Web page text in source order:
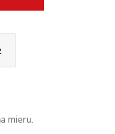
mieru.